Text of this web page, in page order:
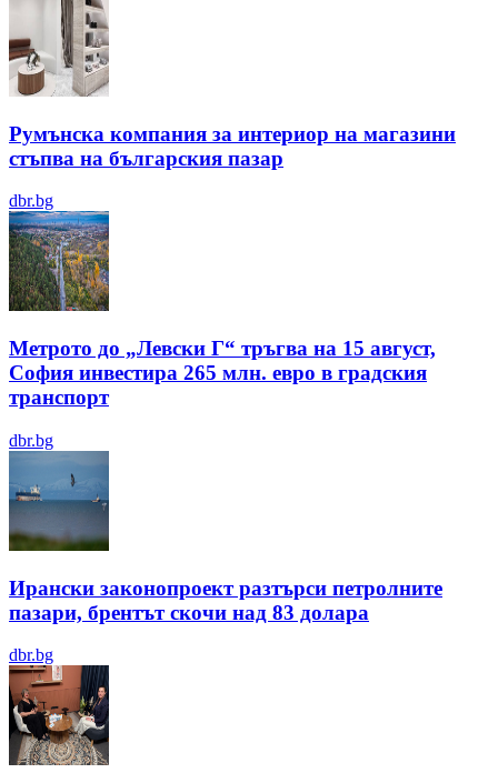
Румънска компания за интериор на магазини
стъпва на българския пазар
dbr.bg
Метрото до „Левски Г“ тръгва на 15 август,
София инвестира 265 млн. евро в градския
транспорт
dbr.bg
Ирански законопроект разтърси петролните
пазари, брентът скочи над 83 долара
dbr.bg